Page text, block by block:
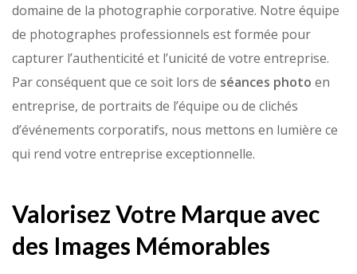
domaine de la photographie corporative. Notre équipe
de photographes professionnels est formée pour
capturer l’authenticité et l’unicité de votre entreprise.
Par conséquent que ce soit lors de séances photo en
entreprise, de portraits de l’équipe ou de clichés
d’événements corporatifs, nous mettons en lumière ce
qui rend votre entreprise exceptionnelle.
Valorisez Votre Marque avec
des Images Mémorables